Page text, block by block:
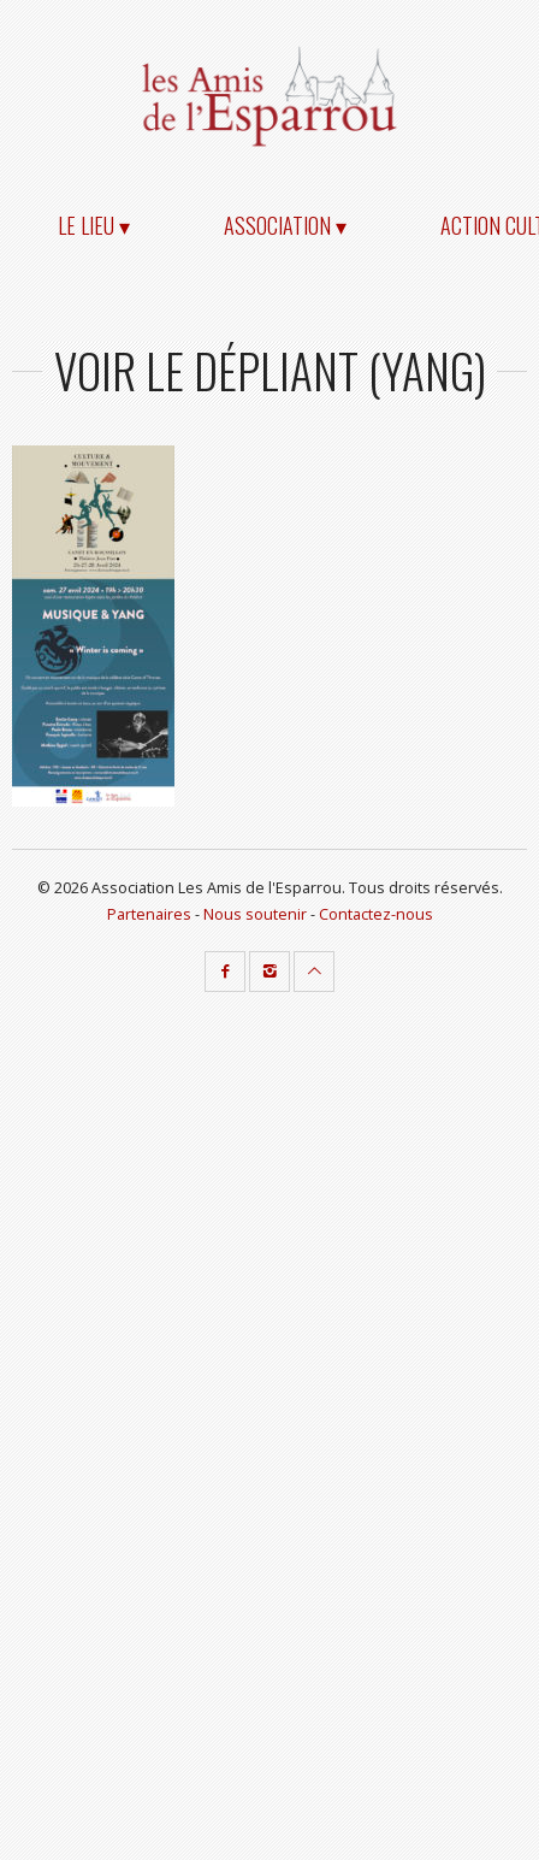
LE LIEU ▾ ASSOCIATION ▾ ACTION
VOIR LE DÉPLIANT (YANG)
© 2026 Association Les Amis de l'Esparrou. Tous droits réservés.
Partenaires -Nous soutenir-Contactez-nous